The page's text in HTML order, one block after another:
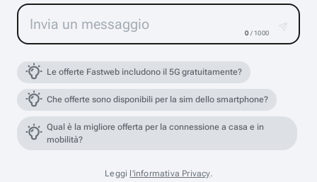
0 / 1000
Le offerte Fastweb includono il 5G gratuitamente?
Che offerte sono disponibili per la sim dello smartphone?
Qual è la migliore offerta per la connessione a casa e in
mobilità?
Leggi l'informativa Privacy.